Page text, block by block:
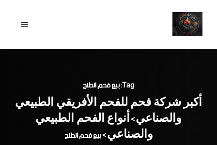
content
Tag: بيع فحم الطلح
أكبر شركة فحم للفحم الأفريقي الطبيعي
والصناعي>أنواع الفحم الطبيعي
والصناعي>بيع فحم الطلح